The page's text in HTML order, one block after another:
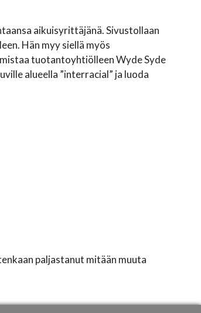
aikuisyrittäjänä. Sivustollaan
Hän myy siellä myös
tuotantoyhtiölleen Wyde Syde
alueella ”interracial” ja luoda
paljastanut mitään muuta